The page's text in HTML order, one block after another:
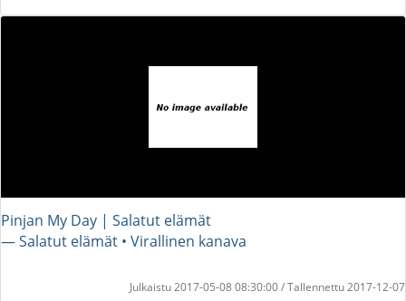
Pinjan My Day | Salatut elämät
― Salatut elämät • Virallinen kanava
Julkaistu 2017-05-08 08:30:00 / Tallennettu 2017-12-07